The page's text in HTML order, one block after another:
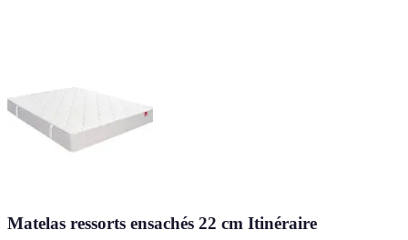
Matelas ressorts ensachés 22 cm Itinéraire